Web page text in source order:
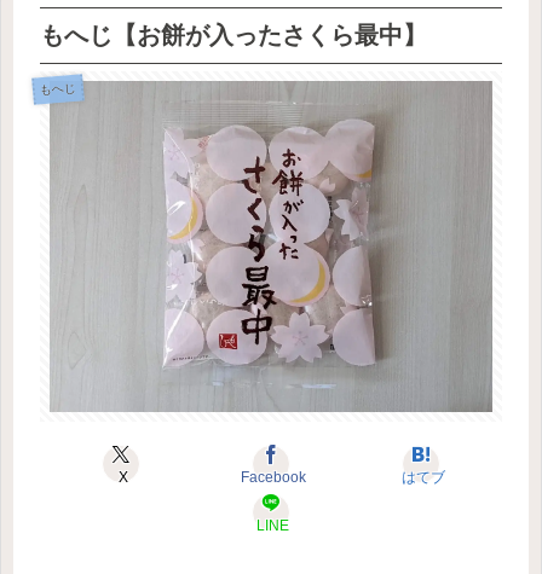
もへじ【お餅が入ったさくら最中】
もへじ
X Facebook はてブ
LINE